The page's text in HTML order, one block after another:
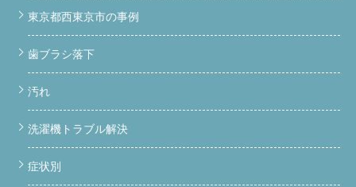
東京都西東京市の事例
歯ブラシ落下
汚れ
洗濯機トラブル解決
症状別